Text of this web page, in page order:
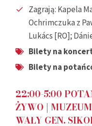
Zagrają: Kapela
Ochrimczuka z
Lukács [RO];
Bilety na
Bilety na
22:00-5:00
ŻYWO |
WAŁY GEN.